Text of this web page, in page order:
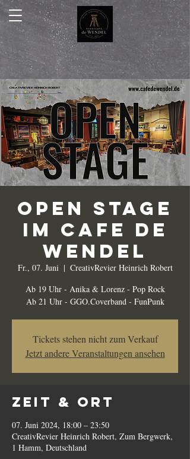
Open Stage
im Cafe de
Wendel
Fr., 07. Juni
  |
CreativRevier Heinrich Robert
Ab 19 Uhr - Anika & Lorenz - Pop Rock
Ab 21 Uhr - GGO.Coverband - FunPunk
Tickets stehen nicht zum Verkauf
Jetzt andere Veranstaltungen ansehen
Zeit & Ort
07. Juni 2024, 18:00 – 23:50
CreativRevier Heinrich Robert, Zum Bergwerk,
1 Hamm, Deutschland